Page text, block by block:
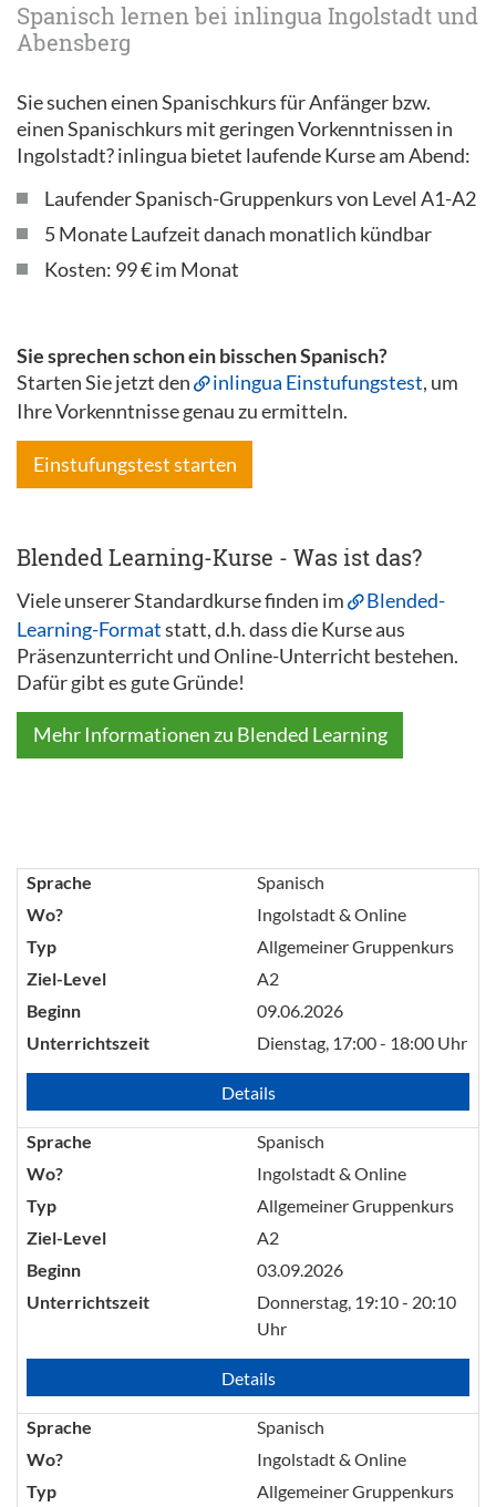
Spanisch lernen bei inlingua Ingolstadt und
Abensberg
Sie suchen einen Spanischkurs für Anfänger bzw.
einen Spanischkurs mit geringen Vorkenntnissen in
Ingolstadt? inlingua bietet laufende Kurse am Abend:
Laufender Spanisch-Gruppenkurs von Level A1-A2
5 Monate Laufzeit danach monatlich kündbar
Kosten: 99 € im Monat
Sie sprechen schon ein bisschen Spanisch?
Starten Sie jetzt den
inlingua Einstufungstest, um
Ihre Vorkenntnisse genau zu ermitteln.
Einstufungstest starten
Blended Learning-Kurse - Was ist das?
Viele unserer Standardkurse finden im
Blended-
Learning-Formatstatt, d.h. dass die Kurse aus
Präsenzunterricht und Online-Unterricht bestehen.
Dafür gibt es gute Gründe!
Mehr Informationen zu Blended Learning
Sprache
Spanisch
Wo?
Ingolstadt & Online
Typ
Allgemeiner Gruppenkurs
Ziel-Level
A2
Beginn
09.06.2026
Unterrichtszeit
Dienstag, 17:00 - 18:00 Uhr
Details
Sprache
Spanisch
Wo?
Ingolstadt & Online
Typ
Allgemeiner Gruppenkurs
Ziel-Level
A2
Beginn
03.09.2026
Unterrichtszeit
Donnerstag, 19:10 - 20:10
Uhr
Details
Sprache
Spanisch
Wo?
Ingolstadt & Online
Typ
Allgemeiner Gruppenkurs